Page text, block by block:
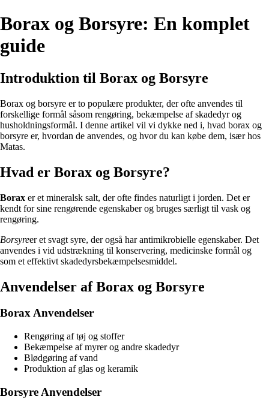
Borax og Borsyre: En komplet
guide
Introduktion til Borax og Borsyre
Borax og borsyre er to populære produkter, der ofte anvendes til
forskellige formål såsom rengøring, bekæmpelse af skadedyr og
husholdningsformål. I denne artikel vil vi dykke ned i, hvad borax og
borsyre er, hvordan de anvendes, og hvor du kan købe dem, især hos
Matas.
Hvad er Borax og Borsyre?
Borax er et mineralsk salt, der ofte findes naturligt i jorden. Det er
kendt for sine rengørende egenskaber og bruges særligt til vask og
rengøring.
Borsyreer et svagt syre, der også har antimikrobielle egenskaber. Det
anvendes i vid udstrækning til konservering, medicinske formål og
som et effektivt skadedyrsbekæmpelsesmiddel.
Anvendelser af Borax og Borsyre
Borax Anvendelser
Rengøring af tøj og stoffer
Bekæmpelse af myrer og andre skadedyr
Blødgøring af vand
Produktion af glas og keramik
Borsyre Anvendelser